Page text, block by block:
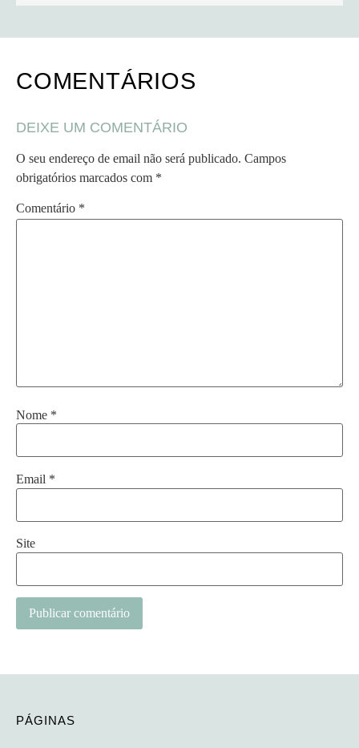
COMENTÁRIOS
DEIXE UM COMENTÁRIO
O seu endereço de email não será publicado. Campos
obrigatórios marcados com *
Comentário *
Nome *
Email *
Site
PÁGINAS